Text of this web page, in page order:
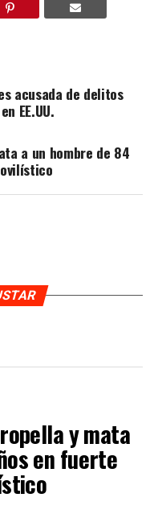
acusada de delitos
EE.UU.
a un hombre de 84
y mata
en fuerte